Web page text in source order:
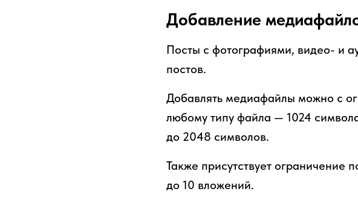
Добавление
Посты с фотографиями, видео- и
постов.
Добавлять медиафайлы можно с
любому типу файла — 1024
до 2048 символов.
Также присутствует ограничение
до 10 вложений.